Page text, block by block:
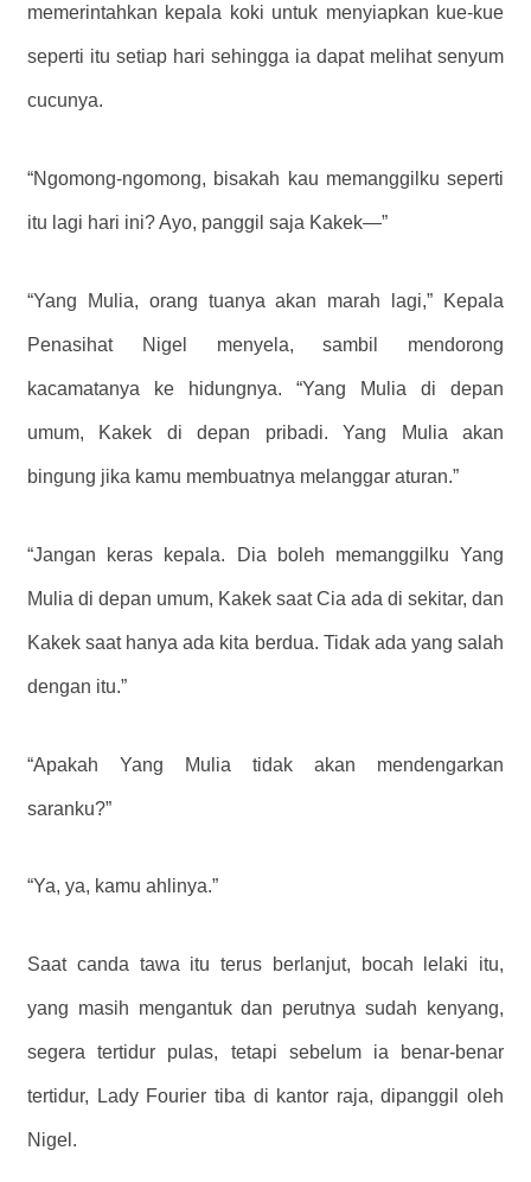
memerintahkan kepala koki untuk menyiapkan kue-kue
seperti itu setiap hari sehingga ia dapat melihat senyum
cucunya.
“Ngomong-ngomong, bisakah kau memanggilku seperti
itu lagi hari ini? Ayo, panggil saja Kakek—”
“Yang Mulia, orang tuanya akan marah lagi,” Kepala
Penasihat Nigel menyela, sambil mendorong
kacamatanya ke hidungnya. “Yang Mulia di depan
umum, Kakek di depan pribadi. Yang Mulia akan
bingung jika kamu membuatnya melanggar aturan.”
“Jangan keras kepala. Dia boleh memanggilku Yang
Mulia di depan umum, Kakek saat Cia ada di sekitar, dan
Kakek saat hanya ada kita berdua. Tidak ada yang salah
dengan itu.”
“Apakah Yang Mulia tidak akan mendengarkan
saranku?”
“Ya, ya, kamu ahlinya.”
Saat canda tawa itu terus berlanjut, bocah lelaki itu,
yang masih mengantuk dan perutnya sudah kenyang,
segera tertidur pulas, tetapi sebelum ia benar-benar
tertidur, Lady Fourier tiba di kantor raja, dipanggil oleh
Nigel.